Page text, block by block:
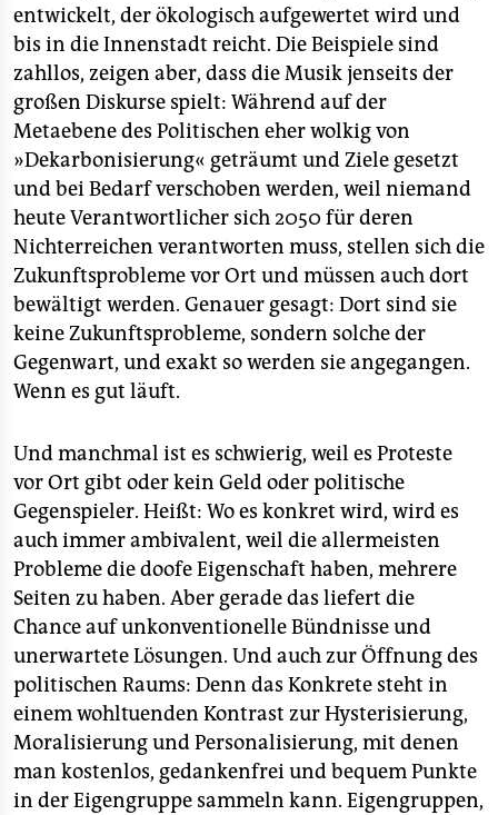
entwickelt, der ökologisch aufgewertet wird und
bis in die Innenstadt reicht. Die Beispiele sind
zahllos, zeigen aber, dass die Musik jenseits der
großen Diskurse spielt: Während auf der
Metaebene des Politischen eher wolkig von
»Dekarbonisierung« geträumt und Ziele gesetzt
und bei Bedarf verschoben werden, weil niemand
heute Verantwortlicher sich 2050 für deren
Nichterreichen verantworten muss, stellen sich die
Zukunftsprobleme vor Ort und müssen auch dort
bewältigt werden. Genauer gesagt: Dort sind sie
keine Zukunftsprobleme, sondern solche der
Gegenwart, und exakt so werden sie angegangen.
Wenn es gut läuft.
Und manchmal ist es schwierig, weil es Proteste
vor Ort gibt oder kein Geld oder politische
Gegenspieler. Heißt: Wo es konkret wird, wird es
auch immer ambivalent, weil die allermeisten
Probleme die doofe Eigenschaft haben, mehrere
Seiten zu haben. Aber gerade das liefert die
Chance auf unkonventionelle Bündnisse und
unerwartete Lösungen. Und auch zur Öffnung des
politischen Raums: Denn das Konkrete steht in
einem wohltuenden Kontrast zur Hysterisierung,
Moralisierung und Personalisierung, mit denen
man kostenlos, gedankenfrei und bequem Punkte
in der Eigengruppe sammeln kann. Eigengruppen,